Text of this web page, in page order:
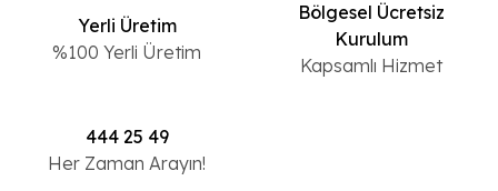
Yerli Üretim
%100 Yerli Üretim
Bölgesel Ücretsiz
Kurulum
Kapsamlı Hizmet
444 25 49
Her Zaman Arayın!